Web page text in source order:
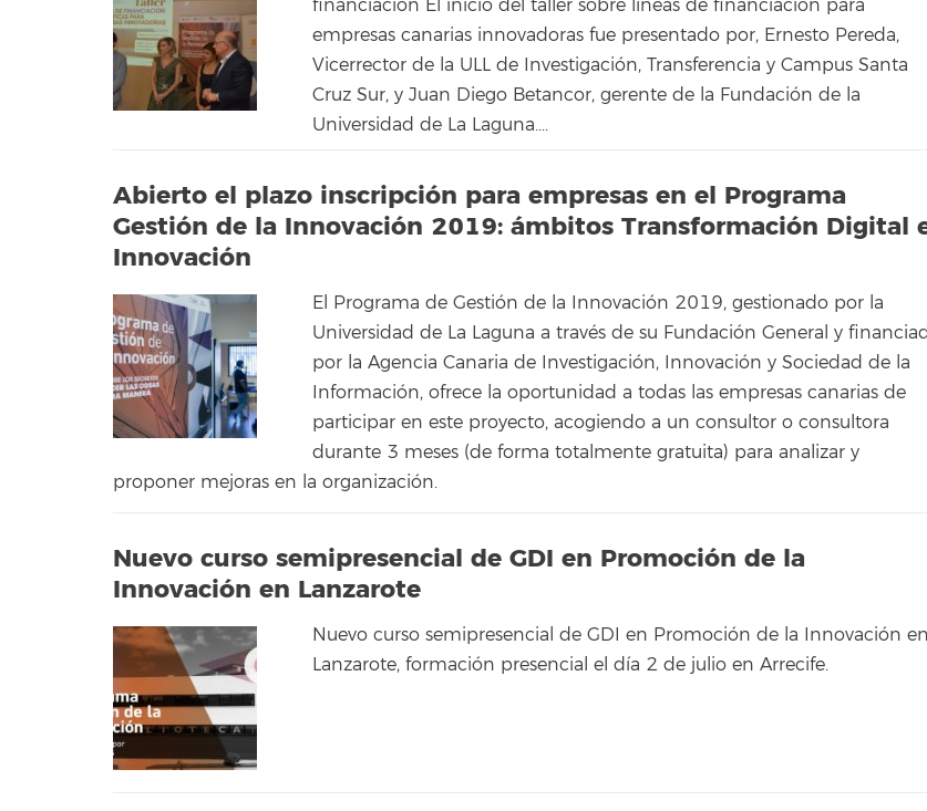
financiación El inicio del taller sobre líneas de financiación para
empresas canarias innovadoras fue presentado por, Ernesto Pereda,
Vicerrector de la ULL de Investigación, Transferencia y Campus Santa
Cruz Sur, y Juan Diego Betancor, gerente de la Fundación de la
Universidad de La Laguna....
Abierto el plazo inscripción para empresas en el Programa
Gestión de la Innovación 2019: ámbitos Transformación Digital
Innovación
El Programa de Gestión de la Innovación 2019, gestionado por la
Universidad de La Laguna a través de su Fundación General y
por la Agencia Canaria de Investigación, Innovación y Sociedad de la
Información, ofrece la oportunidad a todas las empresas canarias de
participar en este proyecto, acogiendo a un consultor o consultora
durante 3 meses (de forma totalmente gratuita) para analizar y
proponer mejoras en la organización.
Nuevo curso semipresencial de GDI en Promoción de la
Innovación en Lanzarote
Nuevo curso semipresencial de GDI en Promoción de la Innovación en
Lanzarote, formación presencial el día 2 de julio en Arrecife.